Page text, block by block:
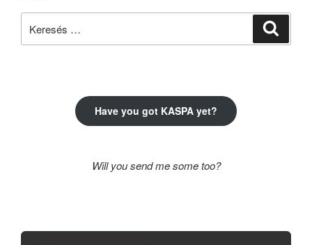
Have you got KASPA yet?
Will you send me some too?